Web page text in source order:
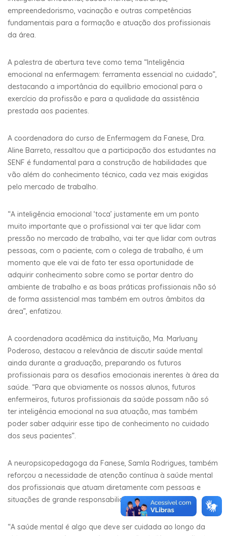
empreendedorismo, vacinação e outras competências
fundamentais para a formação e atuação dos profissionais
da área.
A palestra de abertura teve como tema “Inteligência
emocional na enfermagem: ferramenta essencial no cuidado”,
destacando a importância do equilíbrio emocional para o
exercício da profissão e para a qualidade da assistência
prestada aos pacientes.
A coordenadora do curso de Enfermagem da Fanese, Dra.
Aline Barreto, ressaltou que a participação dos estudantes na
SENF é fundamental para a construção de habilidades que
vão além do conhecimento técnico, cada vez mais exigidas
pelo mercado de trabalho.
“A inteligência emocional ‘toca’ justamente em um ponto
muito importante que o profissional vai ter que lidar com
pressão no mercado de trabalho, vai ter que lidar com outras
pessoas, com o paciente, com o colega de trabalho, é um
momento que ele vai de fato ter essa oportunidade de
adquirir conhecimento sobre como se portar dentro do
ambiente de trabalho e as boas práticas profissionais não só
de forma assistencial mas também em outros âmbitos da
área”, enfatizou.
A coordenadora acadêmica da instituição, Ma. Marluany
Poderoso, destacou a relevância de discutir saúde mental
ainda durante a graduação, preparando os futuros
profissionais para os desafios emocionais inerentes à área da
saúde. “Para que obviamente os nossos alunos, futuros
enfermeiros, futuros profissionais da saúde possam não só
ter inteligência emocional na sua atuação, mas também
poder saber adquirir esse tipo de conhecimento no cuidado
dos seus pacientes”.
A neuropsicopedagoga da Fanese, Samla Rodrigues, também
reforçou a necessidade de atenção contínua à saúde mental
dos profissionais que atuam diretamente com pessoas e
situações de grande responsabilidade emocional.
“A saúde mental é algo que deve ser cuidada ao longo da